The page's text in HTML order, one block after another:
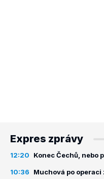
Expres zprávy
12:20 Konec Čechů, nebo
10:36 Muchová po